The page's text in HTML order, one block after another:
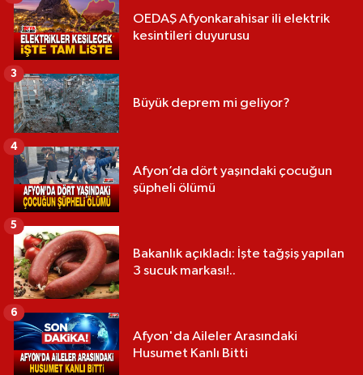
OEDAŞ Afyonkarahisar ili elektrik
kesintileri duyurusu
Büyük deprem mi geliyor?
3
Afyon’da dört yaşındaki çocuğun
şüpheli ölümü
4
Bakanlık açıkladı: İşte tağşiş yapılan
3 sucuk markası!..
5
Afyon'da Aileler Arasındaki
Husumet Kanlı Bitti
6